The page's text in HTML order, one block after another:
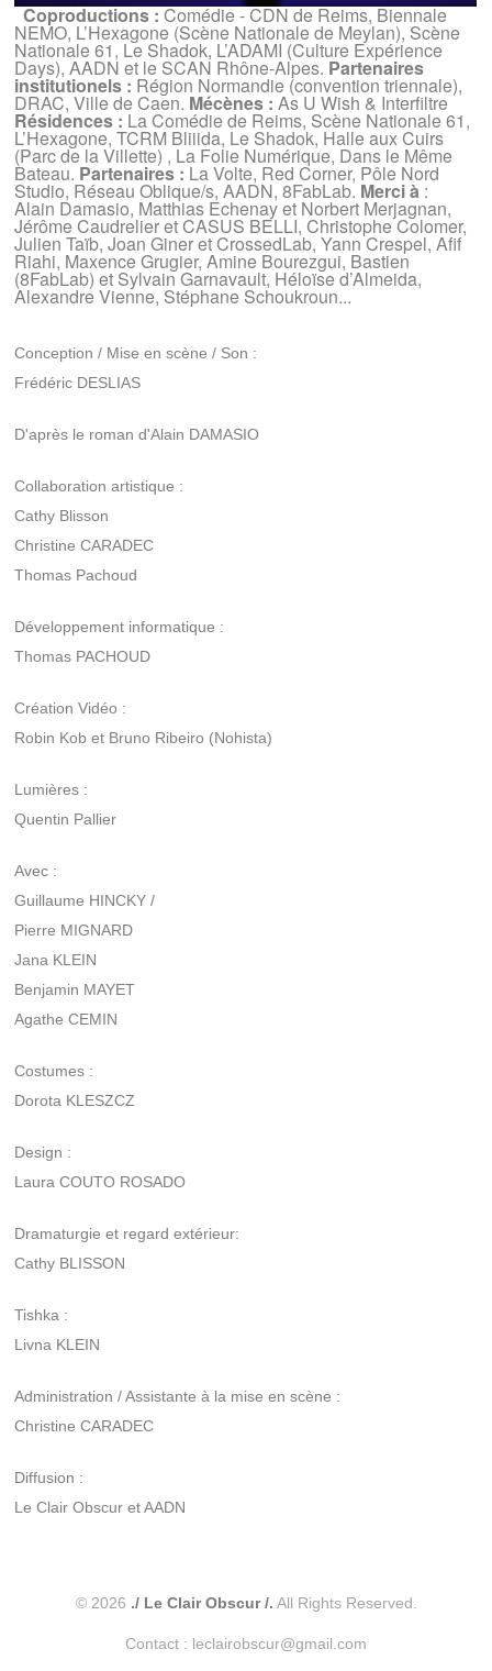
Coproductions :Comédie - CDN de Reims, Biennale
NEMO, L’Hexagone (Scène Nationale de Meylan), Scène
Nationale 61, Le Shadok, L’ADAMI (Culture Expérience
Days), AADN et le SCAN Rhône-Alpes. Partenaires
institutionels : Région Normandie (convention triennale),
DRAC, Ville de Caen. Mécènes : As U Wish & Interfiltre
Résidences : La Comédie de Reims, Scène Nationale 61,
L’Hexagone, TCRM Bliiida, Le Shadok, Halle aux Cuirs
(Parc de la Villette) , La Folie Numérique, Dans le Même
Bateau. Partenaires : La Volte, Red Corner, Pôle Nord
Studio, Réseau Oblique/s, AADN, 8FabLab. Merci à :
Alain Damasio, Matthias Echenay et Norbert Merjagnan,
Jérôme Caudrelier et CASUS BELLI, Christophe Colomer,
Julien Taïb, Joan Giner et CrossedLab, Yann Crespel, Afif
Riahi, Maxence Grugier, Amine Bourezgui, Bastien
(8FabLab) et Sylvain Garnavault, Héloïse d’Almeida,
Alexandre Vienne, Stéphane Schoukroun...
Conception / Mise en scène / Son :
Frédéric DESLIAS
D'après le roman d'Alain DAMASIO
Collaboration artistique :
Cathy Blisson
Christine CARADEC
Thomas Pachoud
Développement informatique :
Thomas PACHOUD
Création Vidéo :
Robin Kob et Bruno Ribeiro (Nohista)
Lumières :
Quentin Pallier
Avec :
Guillaume HINCKY /
Pierre MIGNARD
Jana KLEIN
Benjamin MAYET
Agathe CEMIN
Costumes :
Dorota KLESZCZ
Design :
Laura COUTO ROSADO
Dramaturgie et regard extérieur:
Cathy BLISSON
Tishka :
Livna KLEIN
Administration / Assistante à la mise en scène :
Christine CARADEC
Diffusion :
Le Clair Obscur et AADN
© 2026 ./ Le Clair Obscur /. All Rights Reserved.
Contact : leclairobscur@gmail.com